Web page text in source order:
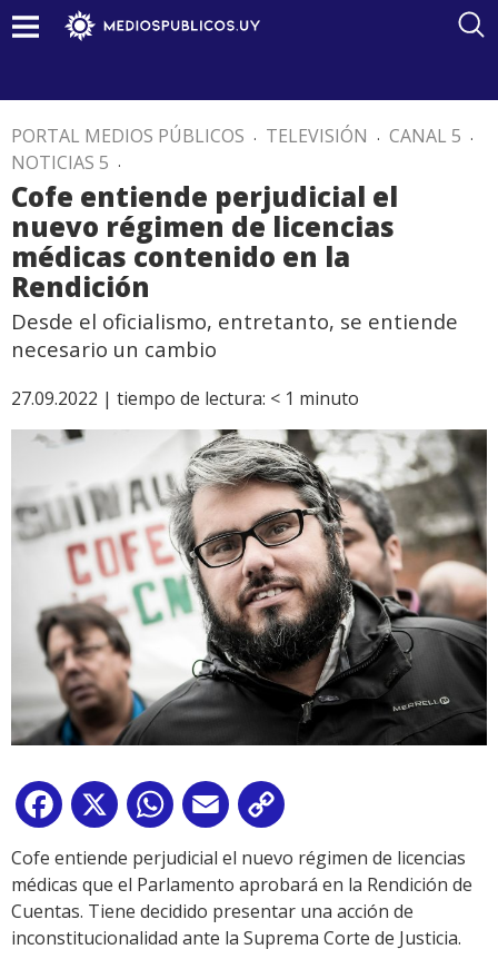
PORTAL MEDIOS PÚBLICOS . TELEVISIÓN . CANAL 5 .
NOTICIAS 5 .
Cofe entiende perjudicial el
nuevo régimen de licencias
médicas contenido en la
Rendición
Desde el oficialismo, entretanto, se entiende
necesario un cambio
27.09.2022 | tiempo de lectura: < 1 minuto
Facebook
X WhatsApp
Email
Link
Cofe entiende perjudicial el nuevo régimen de licencias
médicas que el Parlamento aprobará en la Rendición de
Cuentas. Tiene decidido presentar una acción de
inconstitucionalidad ante la Suprema Corte de Justicia.